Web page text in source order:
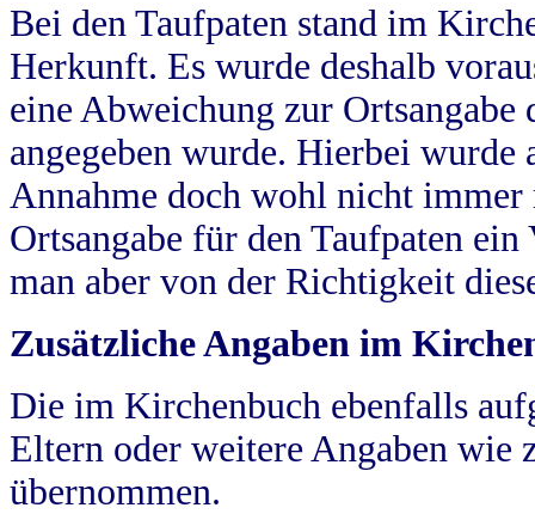
Bei den Taufpaten stand im
Herkunft. Es wurde deshalb
eine Abweichung zur
angegeben wurde. Hierbei wurde
Annahme doch wohl nicht
Ortsangabe für den Taufpaten
man aber von der Richtigkeit
Zusätzliche Angaben im
Die im Kirchenbuch ebenfalls
Eltern oder weitere Angaben wie
übernommen.